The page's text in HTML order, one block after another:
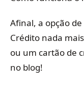
Afinal, a opção
Crédito nada
ou um cartão de
no blog!